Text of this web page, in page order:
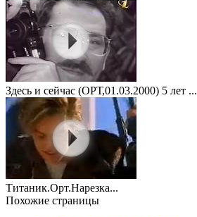
Здесь и сейчас (ОРТ,01.03.2000) 5 лет ...
Титаник.Орт.Нарезка...
Похожие страницы